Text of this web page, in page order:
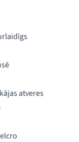
atveres